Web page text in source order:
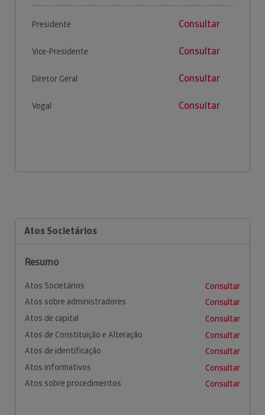
Presidente Consultar
Vice-Presidente Consultar
Diretor Geral Consultar
Vogal Consultar
Atos Societários
Resumo
Atos Societários
Consultar
Atos sobre administradores
Consultar
Atos de capital
Consultar
Atos de Constituição e Alteração
Consultar
Atos de identificação
Consultar
Atos informativos
Consultar
Atos sobre procedimentos
Consultar